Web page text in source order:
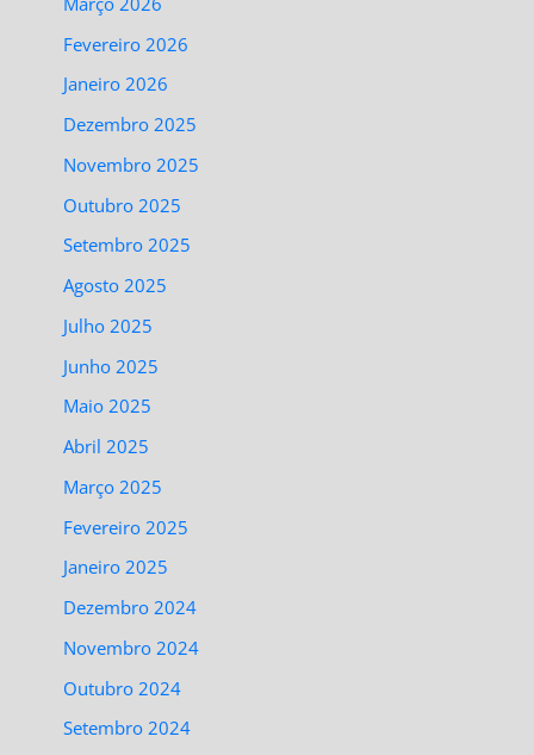
Fevereiro 2026
Janeiro 2026
Dezembro 2025
Novembro 2025
Outubro 2025
Setembro 2025
Agosto 2025
Julho 2025
Junho 2025
Maio 2025
Abril 2025
Março 2025
Fevereiro 2025
Janeiro 2025
Dezembro 2024
Novembro 2024
Outubro 2024
Setembro 2024